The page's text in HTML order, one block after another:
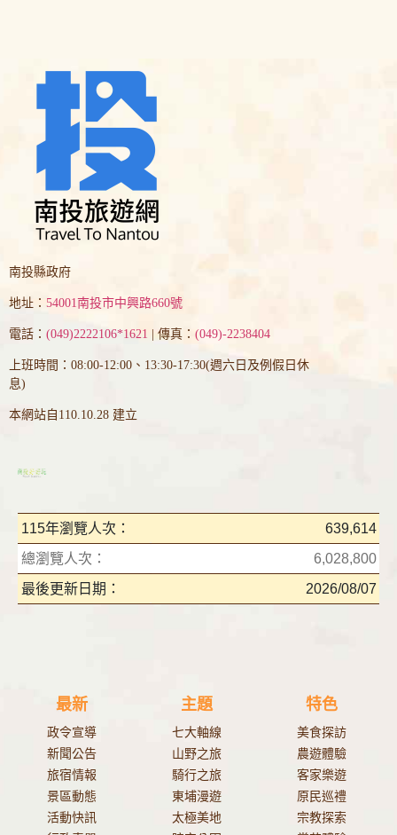
南投縣政府
地址： 54001南投市中興路660號
電話： (049)2222106*1621 | 傳真： (049)-2238404
上班時間：08:00-12:00、13:30-17:30(週六日及例假日休
息)
本網站自110.10.28 建立
115年瀏覽人次：
639,614
總瀏覽人次：
6,028,800
最後更新日期：
2026/08/07
最新
政令宣導
新聞公告
旅宿情報
景區動態
活動快訊
主題
七大軸線
山野之旅
騎行之旅
東埔漫遊
太極美地
特色
美食探訪
農遊體驗
客家樂遊
原民巡禮
宗教探索